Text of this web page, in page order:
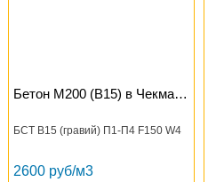
Бетон М200 (B15) в Чекмагуше
БСТ В15 (гравий) П1-П4 F150 W4
2600 руб/м3